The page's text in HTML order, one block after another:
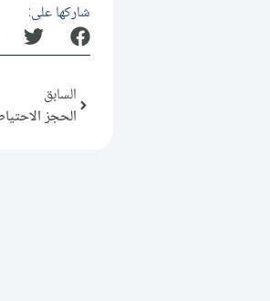
شاركها على:
السابق
الحجز